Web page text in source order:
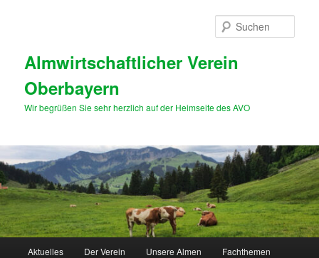
Almwirtschaftlicher Verein
Oberbayern
Wir begrüßen Sie sehr herzlich auf der Heimseite des AVO
Aktuelles Der Verein Unsere Almen Fachthemen